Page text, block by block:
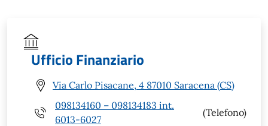
Ufficio Finanziario
Via Carlo Pisacane, 4 87010 Saracena (CS)
098134160 – 098134183 int.
6013-6027
(Telefono)